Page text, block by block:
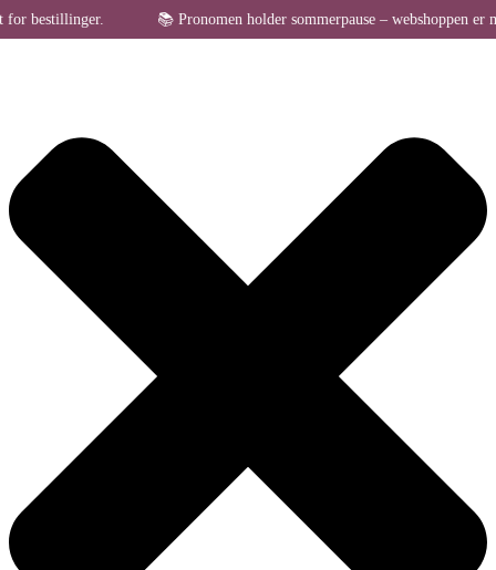
Administrer samtykke til cookies📚 Pronomen holder sommerpause – webshoppen er